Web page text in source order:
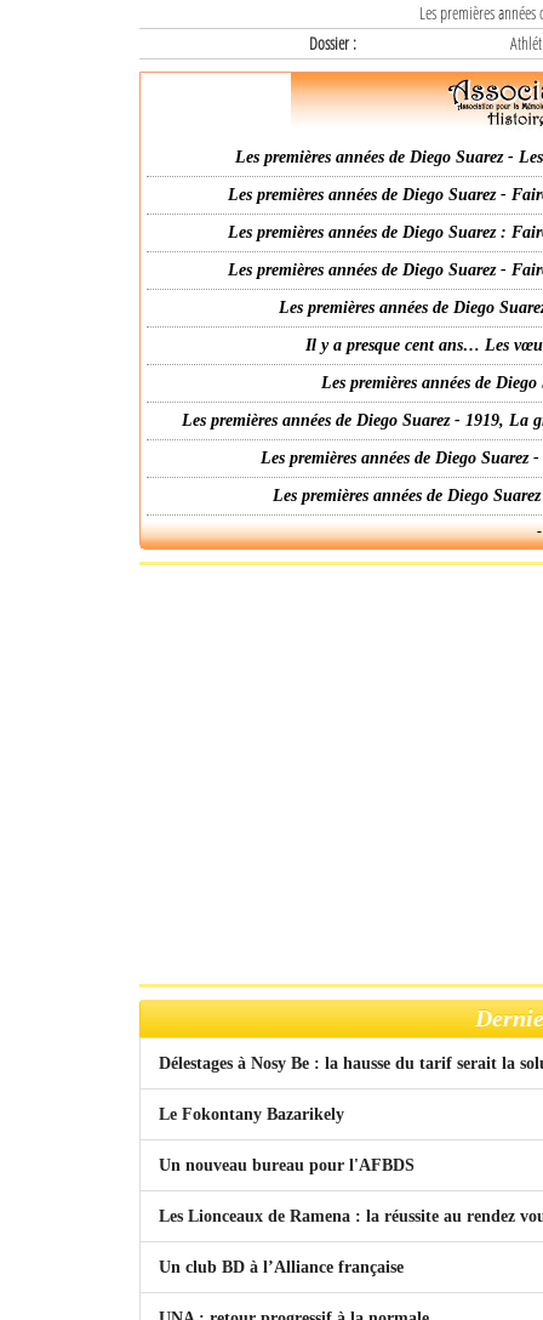
Les premières
Dossier :
Les premières années de Diego Suarez -
Les premières années de Diego Suarez -
Les premières années de Diego Suarez :
Les premières années de Diego Suarez -
Les premières années de Diego
Il y a presque cent ans… Les
Les premières années de
Les premières années de Diego Suarez - 1919,
Les premières années de Diego
Les premières années de Diego
Délestages à Nosy Be : la hausse du tarif serait la
Le Fokontany Bazarikely
Un nouveau bureau pour l'AFBDS
Les Lionceaux de Ramena : la réussite au rendez
Un club BD à l’Alliance française